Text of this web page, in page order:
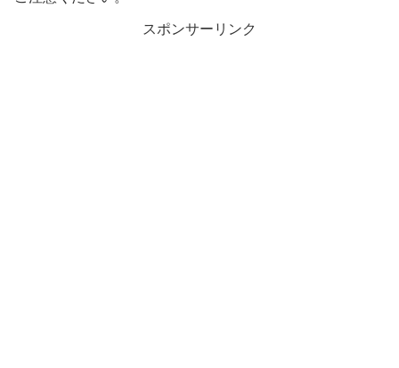
スポンサーリンク